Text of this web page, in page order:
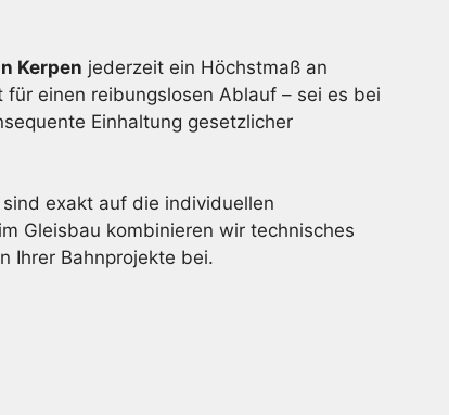
Kerpen jederzeit ein Höchstmaß an
einen reibungslosen Ablauf – sei es bei
Einhaltung gesetzlicher
exakt auf die individuellen
Gleisbau kombinieren wir technisches
Ihrer Bahnprojekte bei.